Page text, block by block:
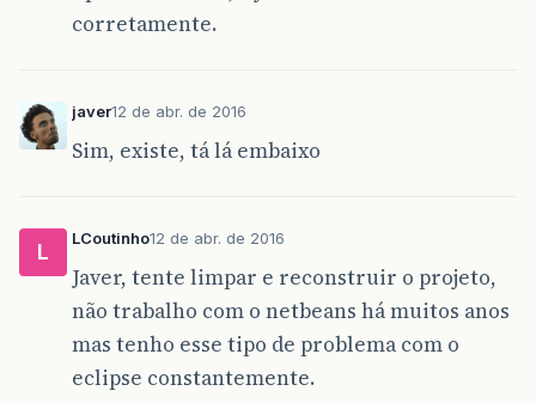
corretamente.
javer12 de abr. de 2016
Sim, existe, tá lá embaixo
L
LCoutinho12 de abr. de 2016
Javer, tente limpar e reconstruir o projeto,
não trabalho com o netbeans há muitos anos
mas tenho esse tipo de problema com o
eclipse constantemente.